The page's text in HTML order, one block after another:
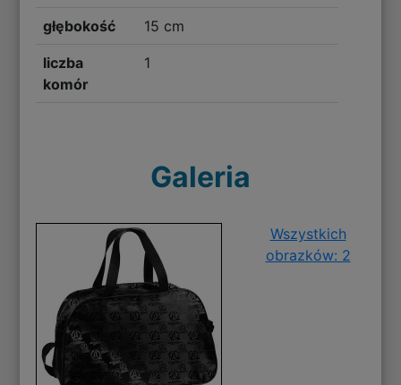
głębokość 15 cm
liczba
komór
1
Galeria
Wszystkich
obrazków: 2